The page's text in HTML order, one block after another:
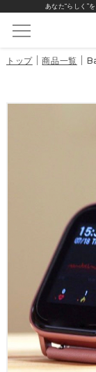
あなた“らしく”
商品一覧
シリーズから選
機能から選ぶ
価格から選ぶ
画面の形から選
ベルトから選ぶ
色から選ぶ
トップ 商品一覧